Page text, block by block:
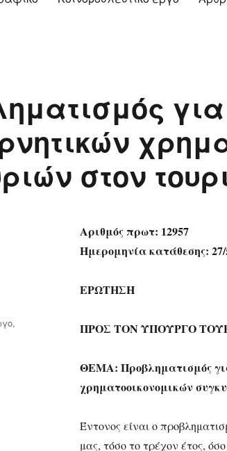
για
στον
Αριθμός πρωτ: 12957
Ημερομηνία κατάθεσης: 27/
ΕΡΩΤΗΣΗ
ΠΡΟΣ ΤOΝ ΥΠΟΥΡΓΟ
ΘΕΜΑ: Προβληματισμός
χρηματοοικονομικών
Έντονος είναι ο
μας, τόσο το τρέχον έτος,
,